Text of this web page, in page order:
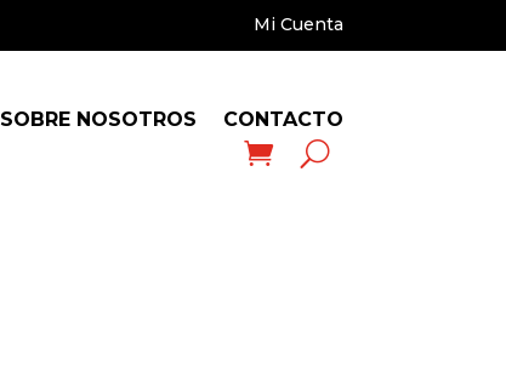
Mi Cuenta
SOBRE NOSOTROS CONTACTO